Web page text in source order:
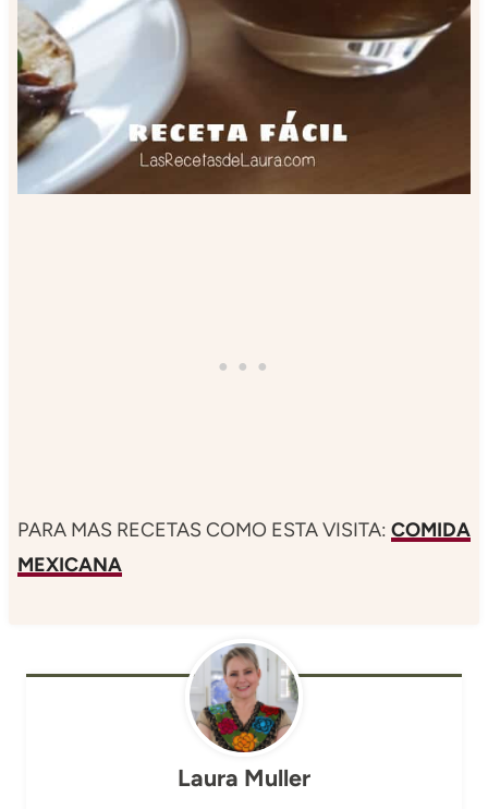
PARA MAS RECETAS COMO ESTA VISITA: COMIDA
MEXICANA
Laura Muller